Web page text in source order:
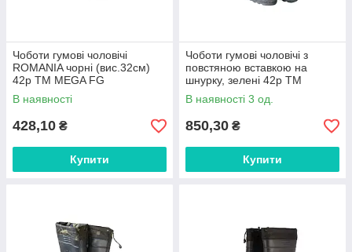
Чоботи гумові чоловічі
ROMANIA чорні (вис.32см)
42р ТМ MEGA FG
В наявності
428,10 ₴
Купити
Чоботи гумові чоловічі з
повстяною вставкою на
шнурку, зелені 42р ТМ
VERONA FG
В наявності 3 од.
850,30 ₴
Купити